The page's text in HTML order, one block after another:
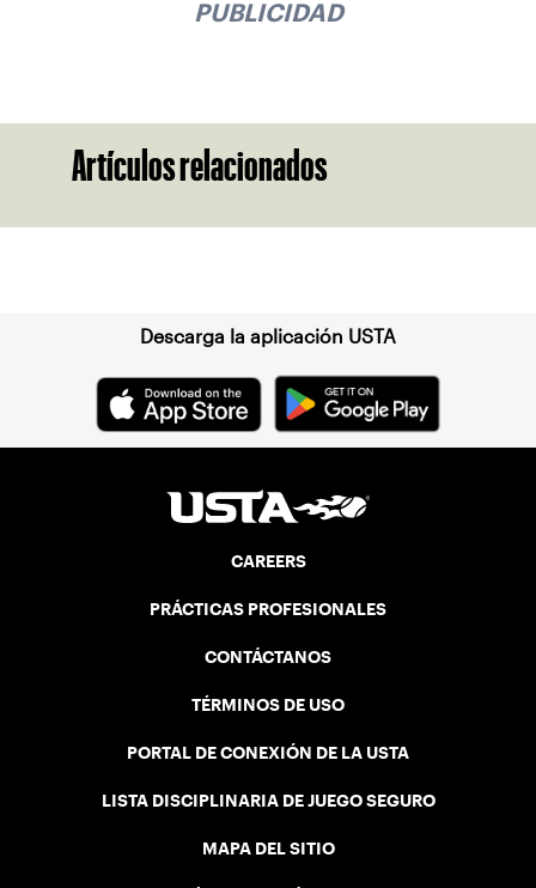
PUBLICIDAD
Artículos relacionados
Descarga la aplicación USTA
CAREERS
PRÁCTICAS PROFESIONALES
CONTÁCTANOS
TÉRMINOS DE USO
PORTAL DE CONEXIÓN DE LA USTA
LISTA DISCIPLINARIA DE JUEGO SEGURO
MAPA DEL SITIO